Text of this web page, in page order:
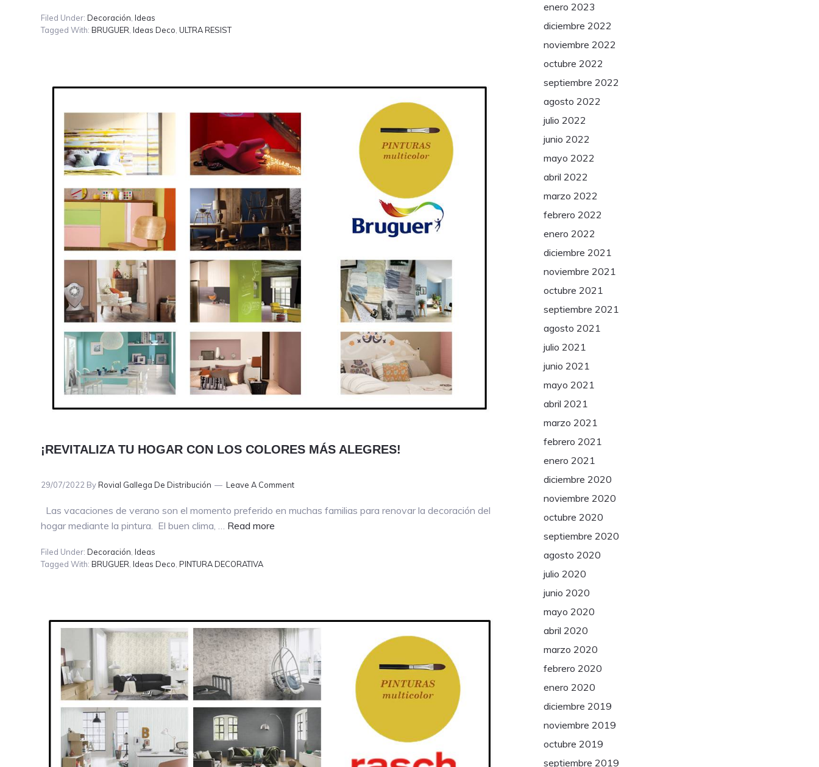
Filed Under:Decoración,Ideas
Tagged With:BRUGUER,Ideas Deco,ULTRA RESIST
¡REVITALIZA TU HOGAR CON LOS COLORES MÁS ALEGRES!
29/07/2022 ByRovial Gallega De Distribución Leave A Comment
Las vacaciones de verano son el momento preferido en muchas familias para renovar la decoración del
hogar mediante la pintura. El buen clima, … Read more
MÁS
ALEGRES!
Filed Under:Decoración ,Ideas
Tagged With:BRUGUER ,Ideas Deco ,PINTURA DECORATIVA
enero 2023
diciembre 2022
noviembre 2022
octubre 2022
septiembre 2022
agosto 2022
julio 2022
junio 2022
mayo 2022
abril 2022
marzo 2022
febrero 2022
enero 2022
diciembre 2021
noviembre 2021
octubre 2021
septiembre 2021
agosto 2021
julio 2021
junio 2021
mayo 2021
abril 2021
marzo 2021
febrero 2021
enero 2021
diciembre 2020
noviembre 2020
octubre 2020
septiembre 2020
agosto 2020
julio 2020
junio 2020
mayo 2020
abril 2020
marzo 2020
febrero 2020
enero 2020
diciembre 2019
noviembre 2019
octubre 2019
septiembre 2019